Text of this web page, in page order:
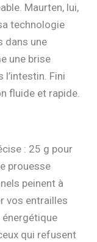
Maurten, lui,
technologie
dans une
une brise
l’intestin. Fini
fluide et rapide.
: 25 g pour
prouesse
peinent à
vos entrailles
énergétique
qui refusent